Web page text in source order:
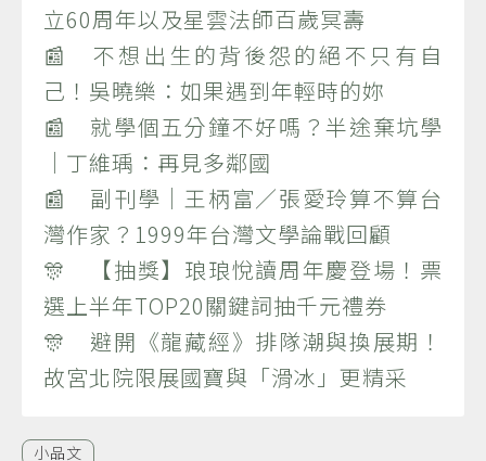
立60周年以及星雲法師百歲冥壽
📰 不想出生的背後怨的絕不只有自
己！吳曉樂：如果遇到年輕時的妳
📰 就學個五分鐘不好嗎？半途棄坑學
｜丁維瑀：再見多鄰國
📰 副刊學｜王柄富／張愛玲算不算台
灣作家？1999年台灣文學論戰回顧
🎊 【抽獎】琅琅悅讀周年慶登場！票
選上半年TOP20關鍵詞抽千元禮券
🎊 避開《龍藏經》排隊潮與換展期！
故宮北院限展國寶與「滑冰」更精采
小品文